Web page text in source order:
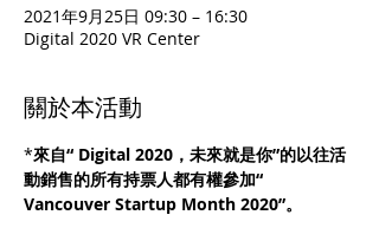
2021年9月25日 09:30 – 16:30
Digital 2020 VR Center
關於本活動
*來自“ Digital 2020，未來就是你”的以往活
動銷售的所有持票人都有權參加“
Vancouver Startup Month 2020”。